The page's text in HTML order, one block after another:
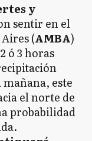
y
sentir en el
(AMBA)
ó 3 horas
mañana, este
el norte de
probabilidad